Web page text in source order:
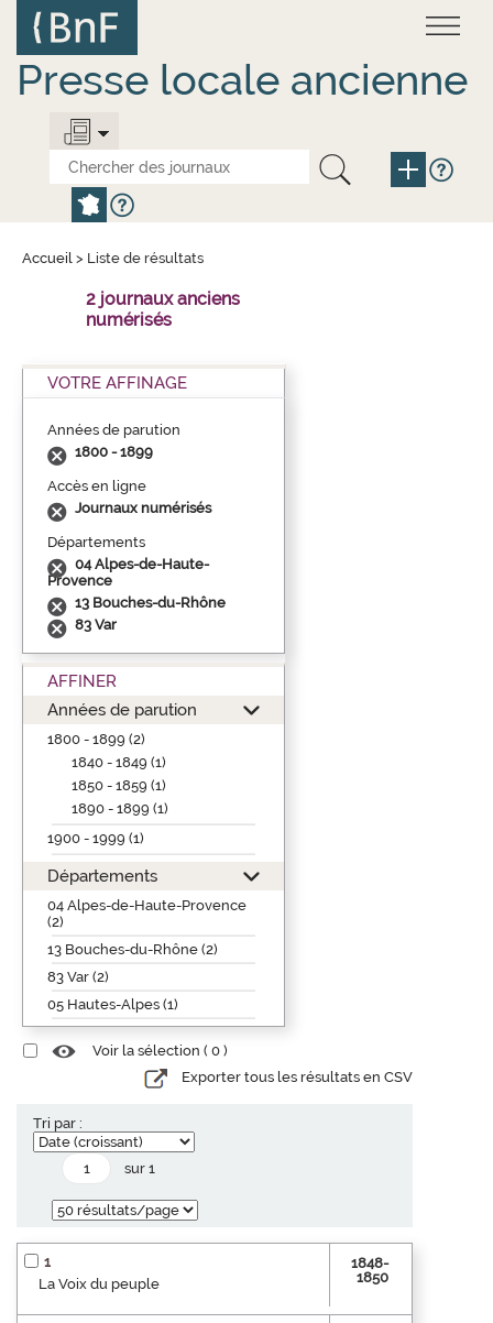
contenu
principal
Presse locale ancienne
Accueil > Liste de résultats
2 journaux anciens
numérisés
VOTRE AFFINAGE
Années de parution
1800 - 1899
Accès en ligne
Journaux numérisés
Départements
04 Alpes-de-Haute-
Provence
13 Bouches-du-Rhône
83 Var
AFFINER
Années de parution
1800 - 1899 (2)
1840 - 1849 (1)
1850 - 1859 (1)
1890 - 1899 (1)
1900 - 1999 (1)
Départements
04 Alpes-de-Haute-Provence
(2)
13 Bouches-du-Rhône (2)
83 Var (2)
05 Hautes-Alpes (1)
Voir la sélection ( 0 )
Exporter tous les résultats en CSV
Tri par :
sur 1
1
La Voix du peuple
1848-
1850
Panneau de gestion des cookies